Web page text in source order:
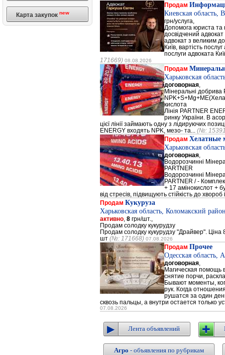
Карта закупок new
Продам
Киевская область,
грн/услуга,
Допомога юриста та
досвідчений
адвокат з великим
Київ, вартість
послуги адвоката
171669) 08.08.2026
Продам
Харьковская
договорная
Мінеральні добрива
кислота
Лінія PARTNER
ринку України. В
цієї лінії займають одну з лідируючих
ENERGY входять NPK, мезо- та... (№:
Продам Хелатные
Харьковская
договорная
Водорозчинні
PARTNER
Водорозчинні
PARTNER / -
+ 17 амінокислот +
від стресів, підвищують стійкість до хвороб
Продам Кукуруза
Харьковская область, Коломакский
активно 8 грн/шт.,
Продам солодку кукурудзу
Продам солодку кукурудзу "Драйвер". Ціна
шт (№: 171668) 07.08.2026
Продам Прочее
Одесская область,
договорная
Магическая помощь
снятие порчи,
Бывают моменты,
рук. Когда
рушатся за один
сквозь пальцы, а внутри остается только
07.08.2026
Лента объявлений
Агро - объявления по рубрикам